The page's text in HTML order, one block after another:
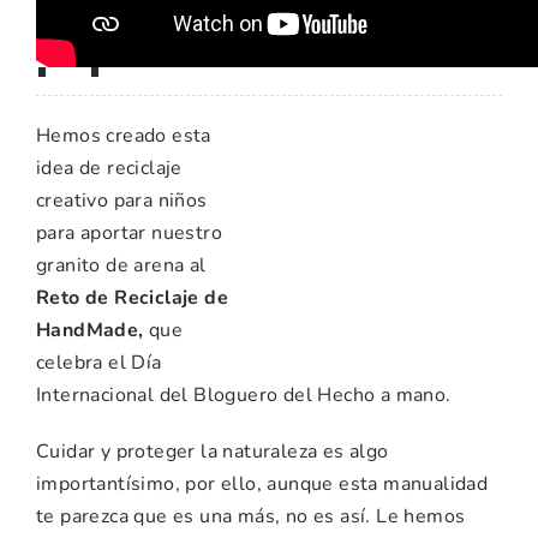
papel?
Hemos creado esta
idea de reciclaje
creativo para niños
para aportar nuestro
granito de arena al
Reto de Reciclaje de
HandMade,que
celebra el Día
Internacional del Bloguero del Hecho a mano.
Cuidar y proteger la naturaleza es algo
importantísimo, por ello, aunque esta manualidad
te parezca que es una más, no es así. Le hemos